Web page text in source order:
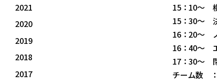
15：10～
15：30～
16：20～
16：40～
17：30～
チーム数
2021
2020
2019
2018
2017